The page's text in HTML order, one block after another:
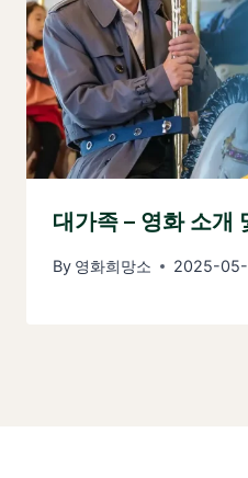
대가족 – 영화 소개
By 영화희망소 2025-